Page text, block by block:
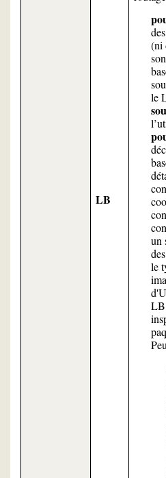
LB
(ni
le
un
le